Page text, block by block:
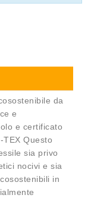
da
e
e certificato
TEX Questo
sia privo
nocivi e sia
in